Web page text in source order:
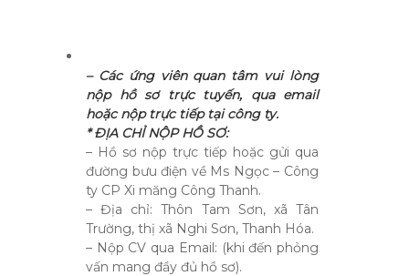
– Các ứng viên quan tâm vui lòng
nộp hồ sơ trực tuyến, qua email
hoặc nộp trực tiếp tại công ty.
* ĐỊA CHỈ NỘP HỒ SƠ:
– Hồ sơ nộp trực tiếp hoặc gửi qua
đường bưu điện về Ms Ngọc – Công
ty CP Xi măng Công Thanh.
– Địa chỉ: Thôn Tam Sơn, xã Tân
Trường, thị xã Nghi Sơn, Thanh Hóa.
– Nộp CV qua Email: (khi đến phỏng
vấn mang đầy đủ hồ sơ).